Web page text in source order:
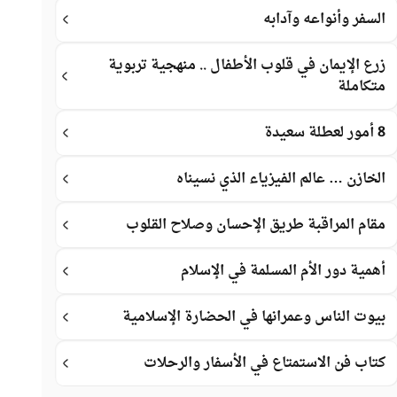
السفر وأنواعه وآدابه
زرع الإيمان في قلوب الأطفال .. منهجية تربوية
متكاملة
8 أمور لعطلة سعيدة
الخازن … عالم الفيزياء الذي نسيناه
مقام المراقبة طريق الإحسان وصلاح القلوب
أهمية دور الأم المسلمة في الإسلام
بيوت الناس وعمرانها في الحضارة الإسلامية
كتاب فن الاستمتاع في الأسفار والرحلات